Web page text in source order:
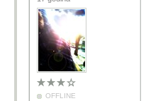
OFFLINE